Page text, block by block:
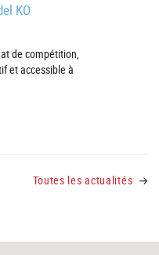
KO
de compétition,
et accessible à
Toutes les actualités